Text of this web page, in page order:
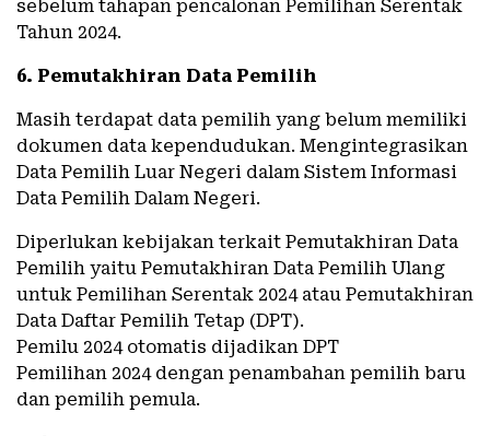
sebelum tahapan pencalonan Pemilihan Serentak
Tahun 2024.
6. Pemutakhiran Data Pemilih
Masih terdapat data pemilih yang belum memiliki
dokumen data kependudukan. Mengintegrasikan
Data Pemilih Luar Negeri dalam Sistem Informasi
Data Pemilih Dalam Negeri.
Diperlukan kebijakan terkait Pemutakhiran Data
Pemilih yaitu Pemutakhiran Data Pemilih Ulang
untuk Pemilihan Serentak 2024 atau Pemutakhiran
Data Daftar Pemilih Tetap (DPT).
Pemilu 2024 otomatis dijadikan DPT
Pemilihan 2024 dengan penambahan pemilih baru
dan pemilih pemula.